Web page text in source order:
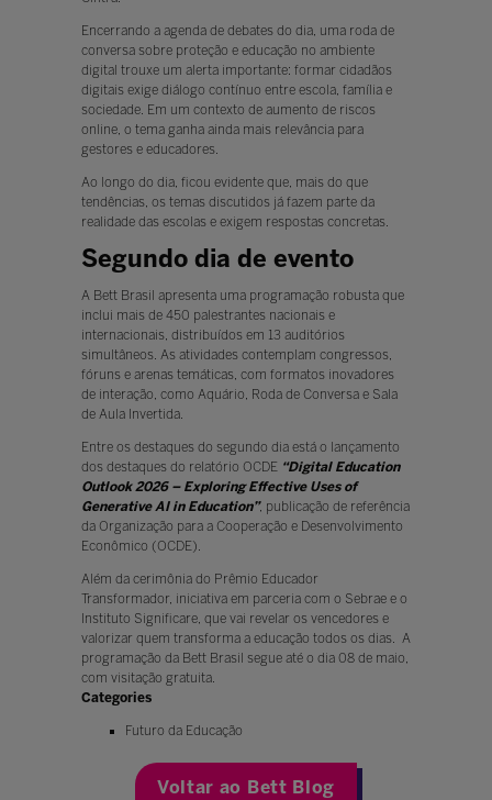
Encerrando a agenda de debates do dia, uma roda de
conversa sobre proteção e educação no ambiente
digital trouxe um alerta importante: formar cidadãos
digitais exige diálogo contínuo entre escola, família e
sociedade. Em um contexto de aumento de riscos
online, o tema ganha ainda mais relevância para
gestores e educadores.
Ao longo do dia, ficou evidente que, mais do que
tendências, os temas discutidos já fazem parte da
realidade das escolas e exigem respostas concretas.
Segundo dia de evento
A Bett Brasil apresenta uma programação robusta que
inclui mais de 450 palestrantes nacionais e
internacionais, distribuídos em 13 auditórios
simultâneos. As atividades contemplam congressos,
fóruns e arenas temáticas, com formatos inovadores
de interação, como Aquário, Roda de Conversa e Sala
de Aula Invertida.
Entre os destaques do segundo dia está o lançamento
dos destaques do relatório OCDE “Digital Education
Outlook 2026 – Exploring Effective Uses of
Generative AI in Education”, publicação de referência
da Organização para a Cooperação e Desenvolvimento
Econômico (OCDE).
Além da cerimônia do Prêmio Educador
Transformador, iniciativa em parceria com o Sebrae e o
Instituto Significare, que vai revelar os vencedores e
valorizar quem transforma a educação todos os dias. A
programação da Bett Brasil segue até o dia 08 de maio,
com visitação gratuita.
Categories
Futuro da Educação
Voltar ao Bett Blog